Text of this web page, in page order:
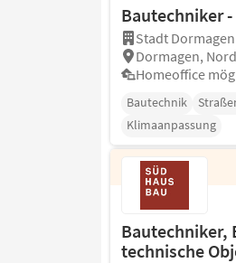
Bautechniker
Stadt Dormagen
Dormagen,
Homeoffice
Bautechnik
Klimaanpassung
Bautechniker,
technische